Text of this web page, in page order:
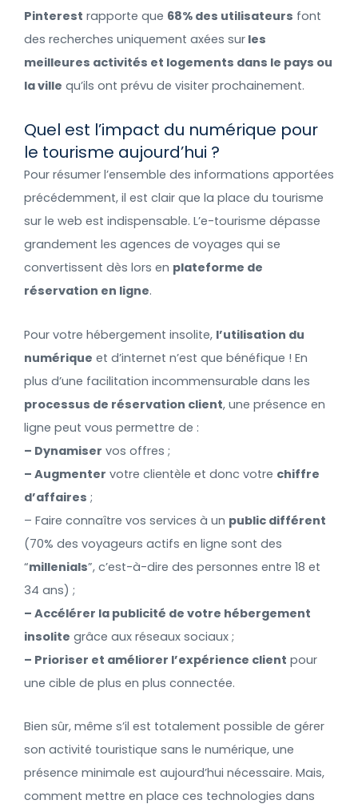
Pinterest rapporte que 68% des utilisateurs font
des recherches uniquement axées sur les
meilleures activités et logements dans le pays ou
la ville qu’ils ont prévu de visiter prochainement.
Quel est l’impact du numérique pour
le tourisme aujourd’hui ?
Pour résumer l’ensemble des informations apportées
précédemment, il est clair que la place du tourisme
sur le web est indispensable. L’e-tourisme dépasse
grandement les agences de voyages qui se
convertissent dès lors en plateforme de
réservation en ligne.
Pour votre hébergement insolite, l’utilisation du
numérique et d’internet n’est que bénéfique ! En
plus d’une facilitation incommensurable dans les
processus de réservation client, une présence en
ligne peut vous permettre de :
– Dynamiser vos offres ;
– Augmenter votre clientèle et donc votre chiffre
d’affaires ;
– Faire connaître vos services à un public différent
(70% des voyageurs actifs en ligne sont des
“millenials”, c’est-à-dire des personnes entre 18 et
34 ans) ;
– Accélérer la publicité de votre hébergement
insolite grâce aux réseaux sociaux ;
– Prioriser et améliorer l’expérience client pour
une cible de plus en plus connectée.
Bien sûr, même s’il est totalement possible de gérer
son activité touristique sans le numérique, une
présence minimale est aujourd’hui nécessaire. Mais,
comment mettre en place ces technologies dans